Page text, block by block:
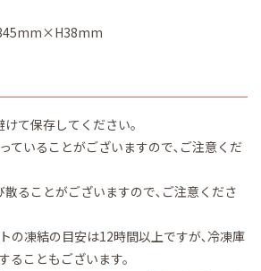
て保存してください。
ていることがございますので､ご注意くだ
ることがございますので､ご注意くださ
の凍結の目安は12時間以上ですが､冷凍庫
ることもございます。